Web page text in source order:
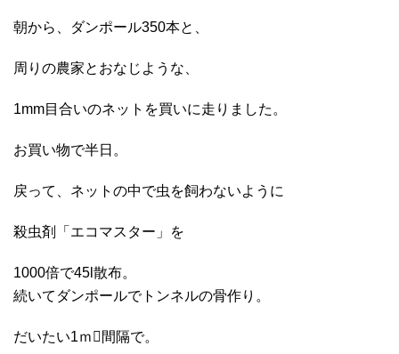
朝から、ダンポール350本と、
周りの農家とおなじような、
1mm目合いのネットを買いに走りました。
お買い物で半日。
戻って、ネットの中で虫を飼わないように
殺虫剤「エコマスター」を
1000倍で45l散布。
続いてダンポールでトンネルの骨作り。
だいたい1ｍ間隔で。